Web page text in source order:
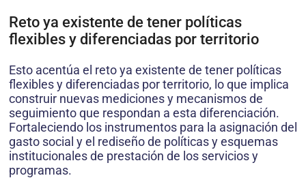
Reto ya existente de tener políticas
flexibles y diferenciadas por territorio
Esto acentúa el reto ya existente de tener políticas
flexibles y diferenciadas por territorio, lo que implica
construir nuevas mediciones y mecanismos de
seguimiento que respondan a esta diferenciación.
Fortaleciendo los instrumentos para la asignación del
gasto social y el rediseño de políticas y esquemas
institucionales de prestación de los servicios y
programas.